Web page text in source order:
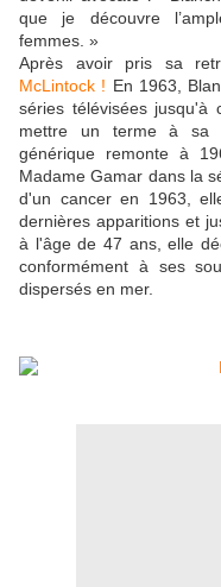
que je découvre
femmes. »
Après avoir pris sa
McLintock ! En 1963,
séries télévisées
mettre un terme à sa
générique remonte à
Madame Gamar dans la
d'un cancer en 1963,
dernières apparitions et
à l'âge de 47 ans, elle
conformément à ses
dispersés en mer.